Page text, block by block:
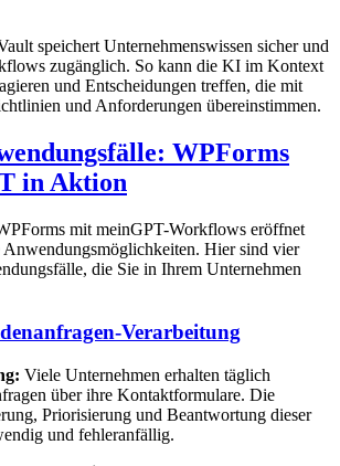
speichert Unternehmenswissen sicher und
zugänglich. So kann die KI im Kontext
und Entscheidungen treffen, die mit
und Anforderungen übereinstimmen.
WPForms
in Aktion
mit meinGPT-Workflows eröffnet
Anwendungsmöglichkeiten. Hier sind vier
die Sie in Ihrem Unternehmen
Verarbeitung
Viele Unternehmen erhalten täglich
über ihre Kontaktformulare. Die
Priorisierung und Beantwortung dieser
und fehleranfällig.